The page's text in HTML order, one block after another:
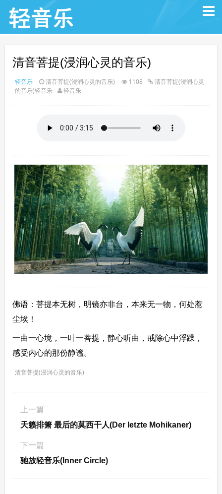
清音菩提(浸润心灵的音乐)
轻音乐 清音菩提(浸润心灵的音乐) 1108
清音菩提(浸润心灵
的音乐)轻音乐
轻音乐
佛语：菩提本无树，明镜亦非台，本来无一物，何处惹
尘埃！
一曲一心境，一叶一菩提，静心听曲，戒除心中浮躁，
感受内心的那份静谧。
清音菩提(浸润心灵的音乐)
上一篇
天籁排箫 最后的莫西干人(Der letzte Mohikaner)
下一篇
驰放轻音乐(Inner Circle)